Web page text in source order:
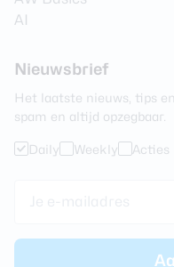
AI
Nieuwsbrief
Het laatste nieuws, tips
spam en altijd opzegbaar.
Daily Weekly Acties